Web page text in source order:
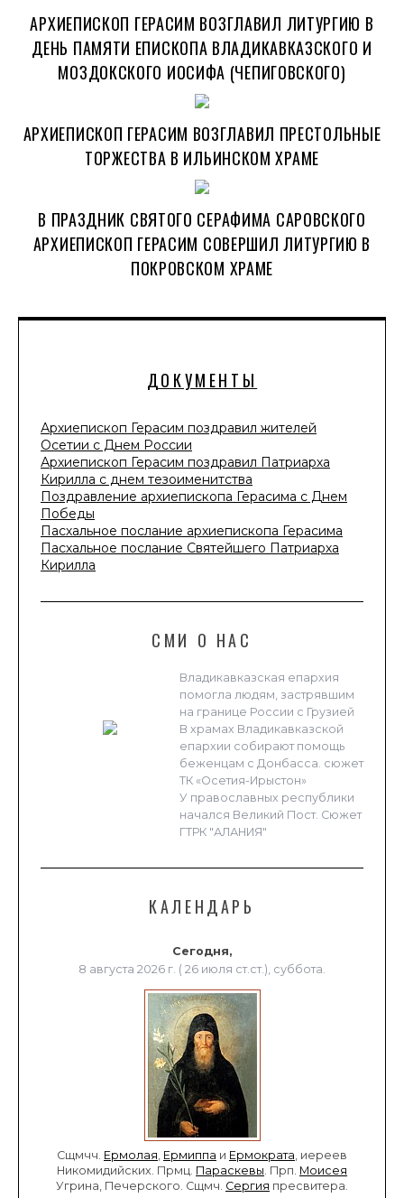
ДОКУМЕНТЫ
Архиепископ Герасим поздравил жителей
Осетии с Днем России
Архиепископ Герасим поздравил Патриарха
Кирилла с днем тезоименитства
Поздравление архиепископа Герасима с Днем
Победы
Пасхальное послание архиепископа Герасима
Пасхальное послание Святейшего Патриарха
Кирилла
СМИ О НАС
Владикавказская епархия
помогла людям, застрявшим
на границе России с Грузией
В храмах Владикавказской
епархии собирают помощь
беженцам с Донбасса. сюжет
ТК «Осетия-Ирыстон»
У православных республики
начался Великий Пост. Сюжет
ГТРК "АЛАНИЯ"
КАЛЕНДАРЬ
Сегодня,
8 августа 2026 г. ( 26 июля ст.ст.), суббота.
Сщмчч. Ермолая, Ермиппа и Ермократа, иереев
Никомидийских. Прмц. Параскевы. Прп. Моисея
Угрина, Печерского. Сщмч. Сергия пресвитера.
АРХИЕПИСКОП ГЕРАСИМ ВОЗГЛАВИЛ ЛИТУРГИЮ В
ДЕНЬ ПАМЯТИ ЕПИСКОПА ВЛАДИКАВКАЗСКОГО И
МОЗДОКСКОГО ИОСИФА (ЧЕПИГОВСКОГО)
АРХИЕПИСКОП ГЕРАСИМ ВОЗГЛАВИЛ ПРЕСТОЛЬНЫЕ
ТОРЖЕСТВА В ИЛЬИНСКОМ ХРАМЕ
В ПРАЗДНИК СВЯТОГО СЕРАФИМА САРОВСКОГО
АРХИЕПИСКОП ГЕРАСИМ СОВЕРШИЛ ЛИТУРГИЮ В
ПОКРОВСКОМ ХРАМЕ